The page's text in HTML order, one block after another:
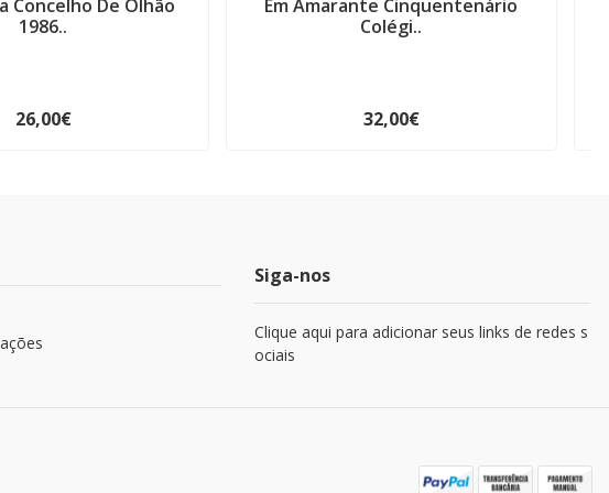
Concelho De Olhão
1986..
26,00€
Em Amarante Cinquentenário
Colégi..
32,00€
Siga-nos
Clique aqui para adicionar seus links de redes s
ociais